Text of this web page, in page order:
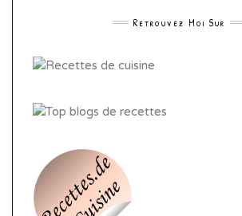
Retrouvez Moi Sur